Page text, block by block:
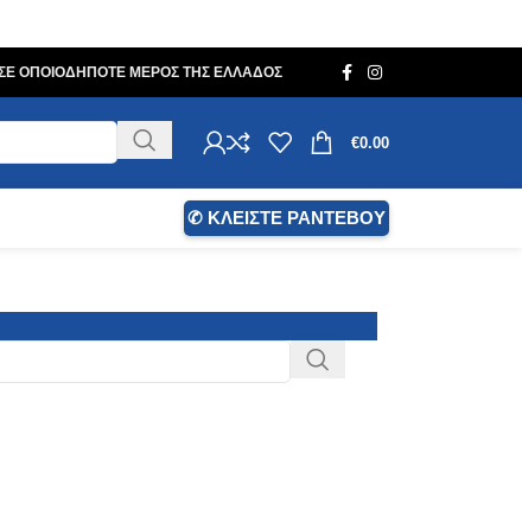
ΣΕ ΟΠΟΙΟΔΗΠΟΤΕ ΜΕΡΟΣ ΤΗΣ ΕΛΛΑΔΟΣ
€0.00
✆ ΚΛΕΙΣΤΕ ΡΑΝΤΕΒΟΥ